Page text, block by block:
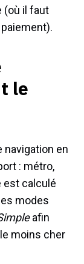
(où il faut
le
navigation en
: métro,
est calculé
modes
afin
moins cher